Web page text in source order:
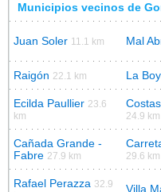
Municipios vecinos de
Juan Soler 11.1 km Mal
Raigón 22.1 km La
Ecilda Paullier 23.6
km
24.9 km
Cañada Grande -
Fabre 27.9 km 29.6 km
Rafael Perazza 32.9
Villa